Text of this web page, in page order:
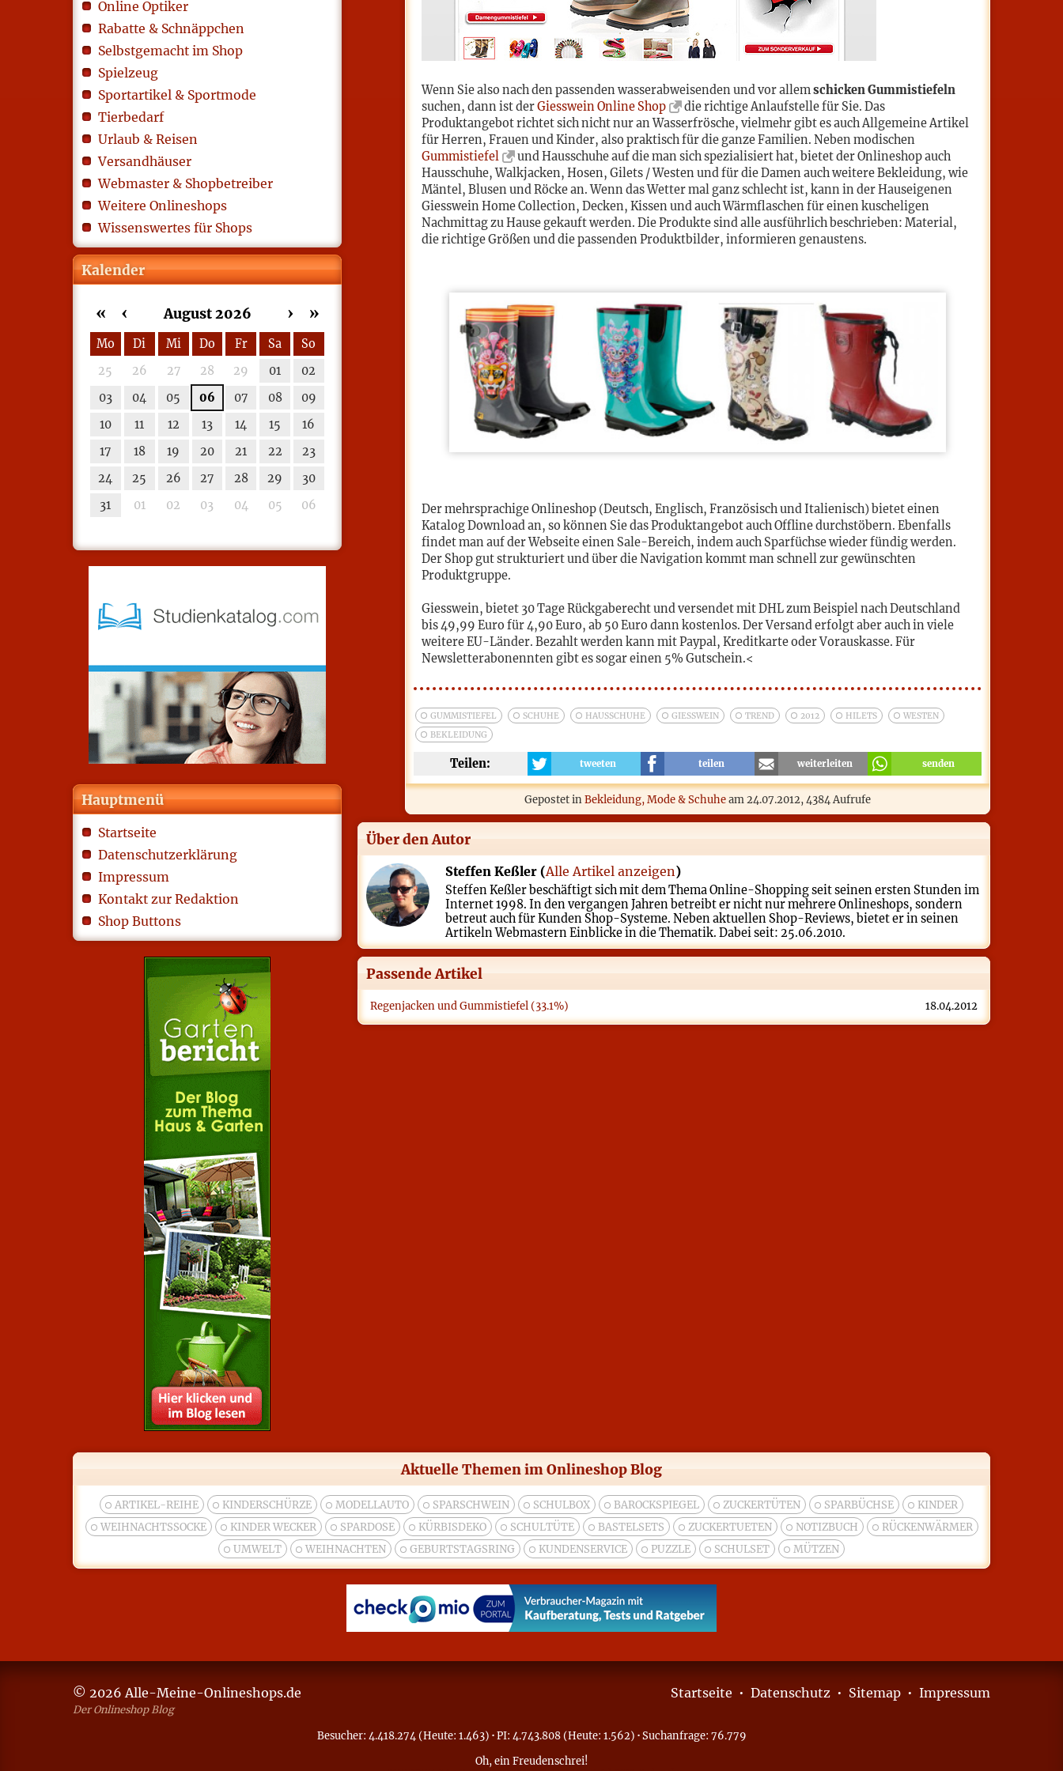
Online Optiker
Rabatte & Schnäppchen
Selbstgemacht im Shop
Spielzeug
Sportartikel & Sportmode
Tierbedarf
Urlaub & Reisen
Versandhäuser
Webmaster & Shopbetreiber
Weitere Onlineshops
Wissenswertes für Shops
Kalender
« ‹ August 2026 »
›
Mo Di Mi Do Fr Sa
So
25
26 27 28 29 01
02
03
04 05 06 07 08
09
10
11 12 13 14 15
16
17
18 19 20 21 22
23
24
25 26 27 28 29
30
31
01 02 03 04 05 06
Hauptmenü
Startseite
Datenschutzerklärung
Impressum
Kontakt zur Redaktion
Shop Buttons
Wenn Sie also nach den passenden wasserabweisenden und vor allemschicken Gummistiefeln
suchen, dann ist derGiesswein Online Shop
die richtige Anlaufstelle für Sie. Das
Produktangebot richtet sich nicht nur an Wasserfrösche, vielmehr gibt es auch Allgemeine Artikel
für Herren, Frauen und Kinder, also praktisch für die ganze Familien. Neben modischen
Gummistiefel
und Hausschuhe auf die man sich spezialisiert hat, bietet der Onlineshop auch
Hausschuhe, Walkjacken, Hosen, Gilets / Westen und für die Damen auch weitere Bekleidung, wie
Mäntel, Blusen und Röcke an. Wenn das Wetter mal ganz schlecht ist, kann in der Hauseigenen
Giesswein Home Collection, Decken, Kissen und auch Wärmflaschen für einen kuscheligen
Nachmittag zu Hause gekauft werden. Die Produkte sind alle ausführlich beschrieben: Material,
die richtige Größen und die passenden Produktbilder, informieren genaustens.
Der mehrsprachige Onlineshop (Deutsch, Englisch, Französisch und Italienisch) bietet einen
Katalog Download an, so können Sie das Produktangebot auch Offline durchstöbern. Ebenfalls
findet man auf der Webseite einen Sale-Bereich, indem auch Sparfüchse wieder fündig werden.
Der Shop gut strukturiert und über die Navigation kommt man schnell zur gewünschten
Produktgruppe.
Giesswein, bietet 30 Tage Rückgaberecht und versendet mit DHL zum Beispiel nach Deutschland
bis 49,99 Euro für 4,90 Euro, ab 50 Euro dann kostenlos. Der Versand erfolgt aber auch in viele
weitere EU-Länder. Bezahlt werden kann mit Paypal, Kreditkarte oder Vorauskasse. Für
Newsletterabonennten gibt es sogar einen 5% Gutschein.<
GUMMISTIEFEL SCHUHE HAUSSCHUHE GIESSWEIN TREND 2012 HILETS
WESTEN
BEKLEIDUNG
Teilen: tweeten teilen weiterleiten senden
Gepostet inBekleidung, Mode & Schuheam24.07.2012, 4384 Aufrufe
Über den Autor
Steffen Keßler (Alle Artikel anzeigen)
Steffen Keßler beschäftigt sich mit dem Thema Online-Shopping seit seinen ersten Stunden im
Internet 1998. In den vergangen Jahren betreibt er nicht nur mehrere Onlineshops, sondern
betreut auch für Kunden Shop-Systeme. Neben aktuellen Shop-Reviews, bietet er in seinen
Artikeln Webmastern Einblicke in die Thematik. Dabei seit: 25.06.2010.
Passende Artikel
Regenjacken und Gummistiefel (33.1%) 18.04.2012
Aktuelle Themen im Onlineshop Blog
ARTIKEL-REIHE KINDERSCHÜRZE MODELLAUTO SPARSCHWEIN SCHULBOX BAROCKSPIEGEL ZUCKERTÜTEN SPARBÜCHSE
KINDER
WEIHNACHTSSOCKE
KINDER WECKER SPARDOSE KÜRBISDEKO SCHULTÜTE BASTELSETS ZUCKERTUETEN NOTIZBUCH
RÜCKENWÄRMER
UMWELT
WEIHNACHTEN GEBURTSTAGSRING KUNDENSERVICE PUZZLE SCHULSET MÜTZEN
© 2026 Alle-Meine-Onlineshops.de
Der Onlineshop Blog
Startseite • Datenschutz • Sitemap • Impressum
Besucher: 4.418.274 (Heute: 1.463) ·PI: 4.743.808 (Heute: 1.562) ·Suchanfrage: 76.779
Oh, ein Freudenschrei!